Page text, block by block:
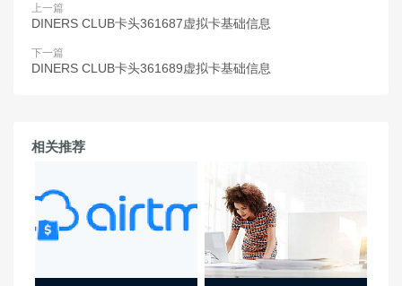
上一篇
DINERS CLUB卡头361687虚拟卡基础信息
下一篇
DINERS CLUB卡头361689虚拟卡基础信息
相关推荐